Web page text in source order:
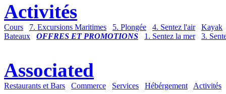
Activités
Cours 7. Excursions Maritimes 5. Plongée 4. Sentez l'air
Kayak
Bateaux
OFFRES ET PROMOTIONS 1. Sentez la mer 3.
Associated
Restaurants et Bars Commerce Services Hébérgement Activités